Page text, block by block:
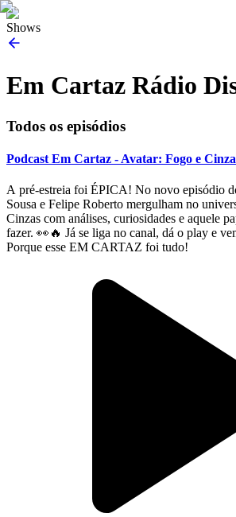
Shows
Em Cartaz Rádio
Todos os episódios
Podcast Em Cartaz - Avatar: Fogo e
A pré-estreia foi ÉPICA! No novo episódio
Sousa e Felipe Roberto mergulham no
Cinzas com análises, curiosidades e aquele
fazer. 👀🔥 Já se liga no canal, dá o play e vem curtir com a gente!
Porque esse EM CARTAZ foi tudo!